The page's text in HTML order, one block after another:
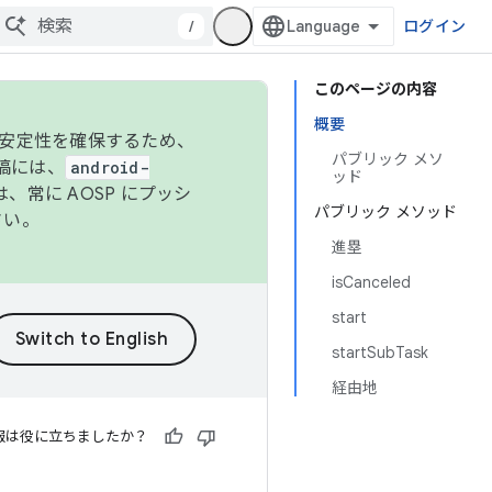
/ ログイン
このページの内容
概要
パブリック メソ
ッド
パブリック メソッド
進塁
isCanceled
start
startSubTask
経由地
性を確保するため、
は、
android-
常に AOSP にプッシ
。
は役に立ちましたか？